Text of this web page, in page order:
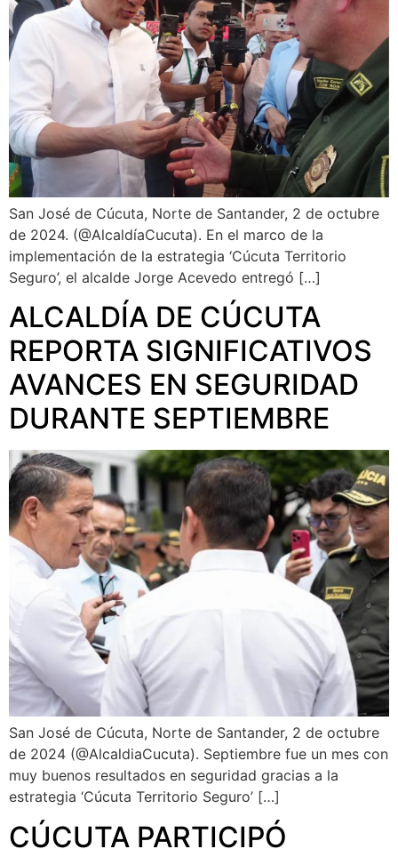
San José de Cúcuta, Norte de Santander, 2 de octubre
de 2024. (@AlcaldíaCucuta). En el marco de la
implementación de la estrategia ‘Cúcuta Territorio
Seguro’, el alcalde Jorge Acevedo entregó […]
ALCALDÍA DE CÚCUTA
REPORTA SIGNIFICATIVOS
AVANCES EN SEGURIDAD
DURANTE SEPTIEMBRE
San José de Cúcuta, Norte de Santander, 2 de octubre
de 2024 (@AlcaldiaCucuta). Septiembre fue un mes con
muy buenos resultados en seguridad gracias a la
estrategia ‘Cúcuta Territorio Seguro’ […]
CÚCUTA PARTICIPÓ